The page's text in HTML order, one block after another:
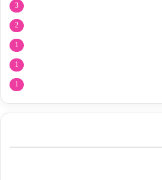
3
2
1
1
1